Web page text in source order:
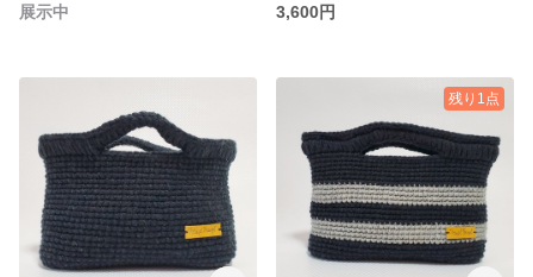
展示中
3,600円
残り1点